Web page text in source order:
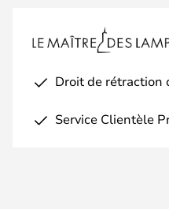
Droit de rétraction
Service Clientèle